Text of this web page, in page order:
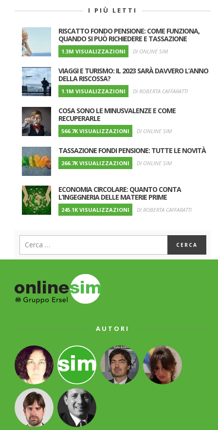
I PIÙ LETTI
RISCATTO FONDO PENSIONE: COME FUNZIONA,
QUANDO SI PUÒ RICHIEDERE E TASSAZIONE
1.3M VISUALIZZAZIONI DI ONLINE SIM
VIAGGI E TURISMO: IL 2023 SARÀ DAVVERO L’ANNO
DELLA RISCOSSA?
1.1M VISUALIZZAZIONI DI ROBERTA CAFFARATTI
COSA SONO LE MINUSVALENZE E COME
RECUPERARLE
566.7K VISUALIZZAZIONI DI ONLINE SIM
TASSAZIONE FONDI PENSIONE: TUTTE LE NOVITÀ
266.7K VISUALIZZAZIONI DI ONLINE SIM
ECONOMIA CIRCOLARE: QUANTO CONTA
L’INGEGNERIA DELLE MATERIE PRIME
245.1K VISUALIZZAZIONI DI ROBERTA CAFFARATTI
AUTORI